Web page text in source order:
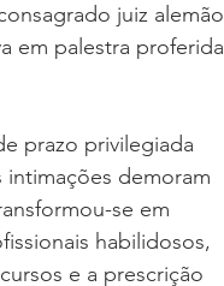
juiz alemão
em palestra proferida
prazo privilegiada
intimações demoram
se em
habilidosos,
e a prescrição